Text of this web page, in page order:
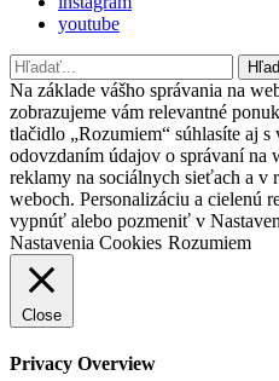
youtube
Hľadať
Na základe vášho správania na
zobrazujeme vám relevantné
tlačidlo „Rozumiem“ súhlasíte aj
odovzdaním údajov o správaní na
reklamy na sociálnych sieťach a v
weboch. Personalizáciu a cielenú
vypnúť alebo pozmeniť v
Nastavenia Cookies Rozumiem
Close
Privacy Overview